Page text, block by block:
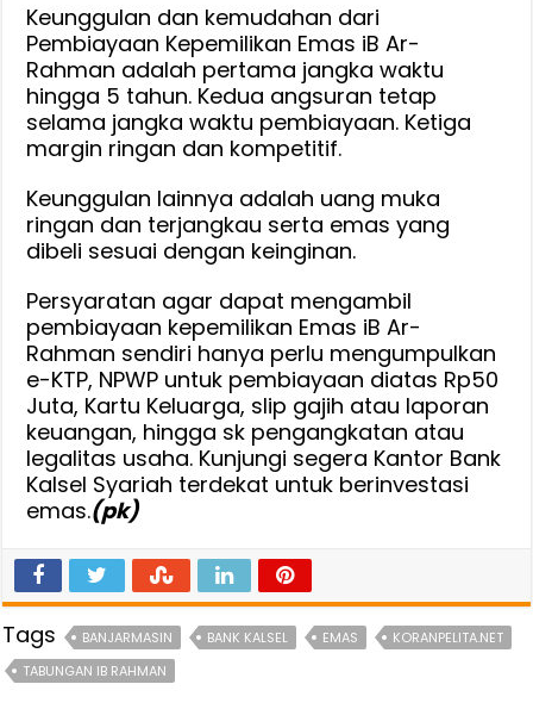
Keunggulan dan kemudahan dari
Pembiayaan Kepemilikan Emas iB Ar-
Rahman adalah pertama jangka waktu
hingga 5 tahun. Kedua angsuran tetap
selama jangka waktu pembiayaan. Ketiga
margin ringan dan kompetitif.
Keunggulan lainnya adalah uang muka
ringan dan terjangkau serta emas yang
dibeli sesuai dengan keinginan.
Persyaratan agar dapat mengambil
pembiayaan kepemilikan Emas iB Ar-
Rahman sendiri hanya perlu mengumpulkan
e-KTP, NPWP untuk pembiayaan diatas Rp50
Juta, Kartu Keluarga, slip gajih atau laporan
keuangan, hingga sk pengangkatan atau
legalitas usaha. Kunjungi segera Kantor Bank
Kalsel Syariah terdekat untuk berinvestasi
emas.(pk)
Tags BANJARMASIN BANK KALSEL EMAS
KORANPELITA.NET
TABUNGAN IB RAHMAN